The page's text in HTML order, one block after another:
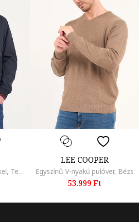
Dzseki cipzáros zsebekkel, Tengerészkék
LEE COOPER
Egyszínű V-nyakú pulóver, Bézs
53.999 Ft